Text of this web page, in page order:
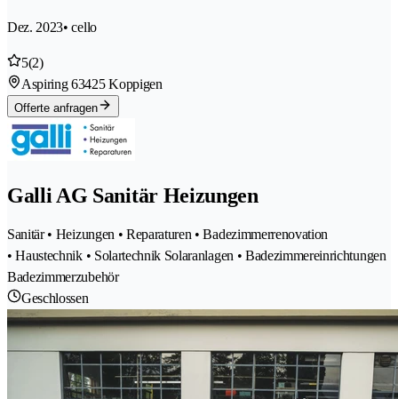
Dez. 2023• cello
5(2)
Aspiring 63425 Koppigen
Offerte anfragen
Galli AG Sanitär Heizungen
Sanitär • Heizungen • Reparaturen • Badezimmerrenovation
• Haustechnik • Solartechnik Solaranlagen • Badezimmereinrichtungen
Badezimmerzubehör
Geschlossen